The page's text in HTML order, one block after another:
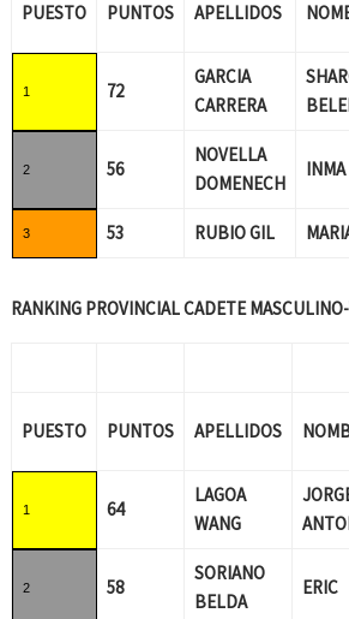
PUESTO PUNTOS APELLIDOS
1 72
GARCIA
CARRERA
2 56
NOVELLA
DOMENECH
INMA
3 53 RUBIO GIL
RANKING PROVINCIAL CADETE
PUESTO PUNTOS APELLIDOS
1 64
LAGOA
WANG
2 58
SORIANO
BELDA
ERIC